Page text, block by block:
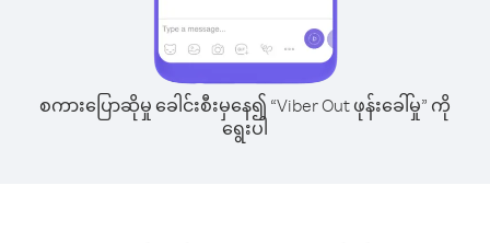
စကားပြောဆိုမှု ခေါင်းစီးမှနေ၍ “Viber Out ဖုန်းခေါ်မှု” ကို
ရွေးပါ